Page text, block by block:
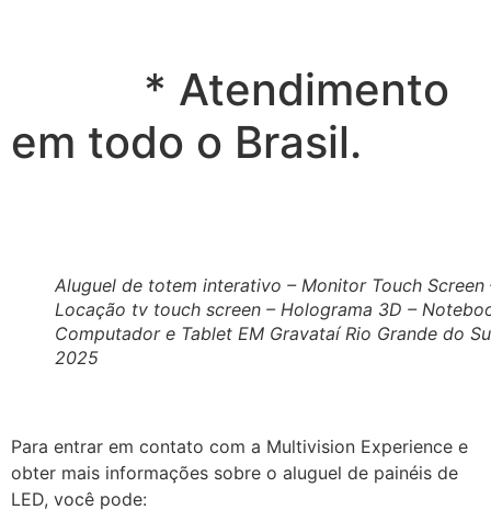
* Atendimento
em todo o Brasil.
Aluguel de totem interativo – Monitor Touch Screen
Locação tv touch screen – Holograma 3D –
Computador e Tablet EM Gravataí Rio Grande do
2025
Para entrar em contato com a Multivision Experience e
obter mais informações sobre o aluguel de painéis de
LED, você pode: